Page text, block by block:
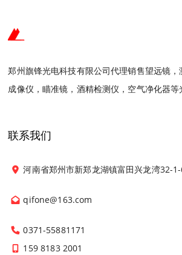
郑州旗锋光电科技有限公司代理销售望远镜
成像仪，瞄准镜，酒精检测仪，空气净化器等
联系我们
河南省郑州市新郑龙湖镇富田兴龙湾32-1-
qifone@163.com
0371-55881171
159 8183 2001